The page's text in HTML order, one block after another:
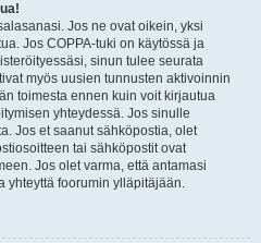
Jos ne ovat oikein, yksi
Jos COPPA-tuki on käytössä ja
sinun tulee seurata
myös uusien tunnusten aktivoinnin
toimesta ennen kuin voit kirjautua
yhteydessä. Jos sinulle
Jos et saanut sähköpostia, olet
tai sähköpostit ovat
Jos olet varma, että antamasi
yhteyttä foorumin ylläpitäjään.